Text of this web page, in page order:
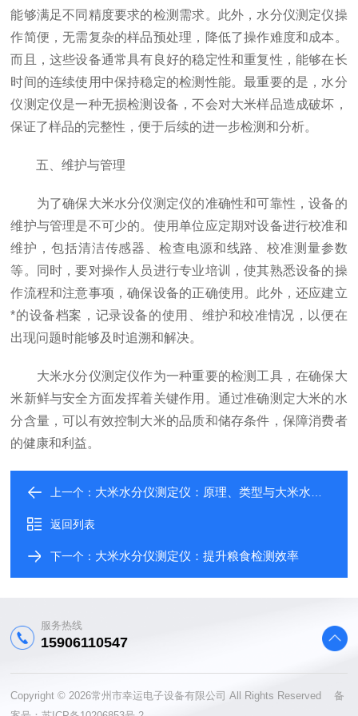
能够满足不同精度要求的检测需求。此外，水分仪测定仪操
作简便，无需复杂的样品预处理，降低了操作难度和成本。
而且，这些设备通常具有良好的稳定性和重复性，能够在长
时间的连续使用中保持稳定的检测性能。最重要的是，水分
仪测定仪是一种无损检测设备，不会对大米样品造成破坏，
保证了样品的完整性，便于后续的进一步检测和分析。
五、维护与管理
为了确保大米水分仪测定仪的准确性和可靠性，设备的
维护与管理是不可少的。使用单位应定期对设备进行校准和
维护，包括清洁传感器、检查电源和线路、校准测量参数
等。同时，要对操作人员进行专业培训，使其熟悉设备的操
作流程和注意事项，确保设备的正确使用。此外，还应建立
*的设备档案，记录设备的使用、维护和校准情况，以便在
出现问题时能够及时追溯和解决。
大米水分仪测定仪作为一种重要的检测工具，在确保大
米新鲜与安全方面发挥着关键作用。通过准确测定大米的水
分含量，可以有效控制大米的品质和储存条件，保障消费者
的健康和利益。
上一个： 大米水分仪测定仪：原理、类型与大米水分精准检测核心价值解析
返回列表
下一个： 大米水分仪测定仪：提升粮食检测效率
服务热线
15906110547
Copyright © 2026常州市幸运电子设备有限公司 All Rights Reserved 备